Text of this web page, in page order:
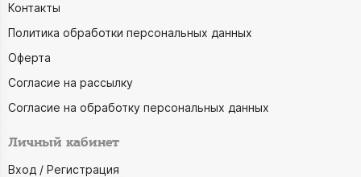
Контакты
Политика обработки персональных данных
Оферта
Согласие на рассылку
Согласие на обработку персональных данных
Личный кабинет
Вход / Регистрация